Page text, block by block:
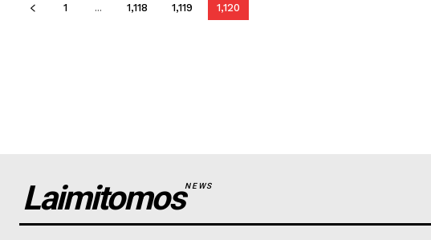
1 ... 1,118 1,119 1,120
LaimitomosNEWS